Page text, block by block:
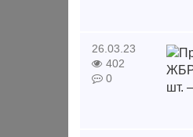
26.03.23
402
0